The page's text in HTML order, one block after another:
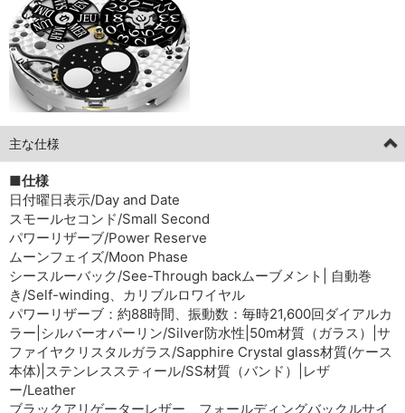
主な仕様
■仕様
日付曜日表示/Day and Date
スモールセコンド/Small Second
パワーリザーブ/Power Reserve
ムーンフェイズ/Moon Phase
シースルーバック/See-Through backムーブメント| 自動巻
き/Self-winding、カリブルロワイヤル
パワーリザーブ：約88時間、振動数：毎時21,600回ダイアルカ
ラー|シルバーオパーリン/Silver防水性|50m材質（ガラス）|サ
ファイヤクリスタルガラス/Sapphire Crystal glass材質(ケース
本体)|ステンレススティール/SS材質（バンド）|レザ
ー/Leather
ブラックアリゲーターレザー、フォールディングバックルサイ